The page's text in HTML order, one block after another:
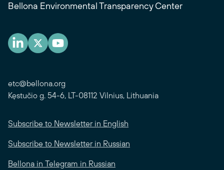
Bellona Environmental Transparency Center
etc@bellona.org
Kęstučio g. 54-6, LT-08112 Vilnius, Lithuania
Subscribe to Newsletter in English
Subscribe to Newsletter in Russian
Bellona in Telegram in Russian